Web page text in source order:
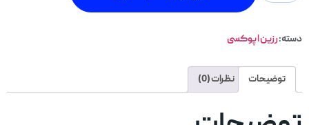
دسته:رزین اپوکسی
توضیحات نظرات (0)